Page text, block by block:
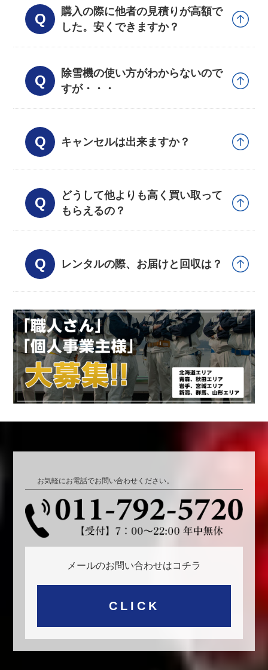
購入の際に他者の見積りが高額で
した。安くできますか？
除雪機の使い方がわからないので
すが・・・
キャンセルは出来ますか？
どうして他よりも高く買い取って
もらえるの？
レンタルの際、お届けと回収は？
お気軽にお電話でお問い合わせください。
メールのお問い合わせはコチラ
CLICK